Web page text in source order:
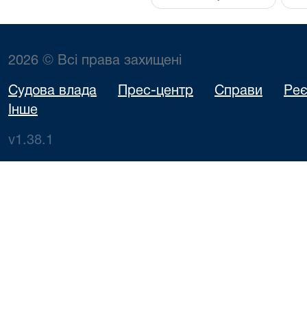
2026 © Всі права захищені
Судова влада Прес-центр Справи
Інше
v1.38.1